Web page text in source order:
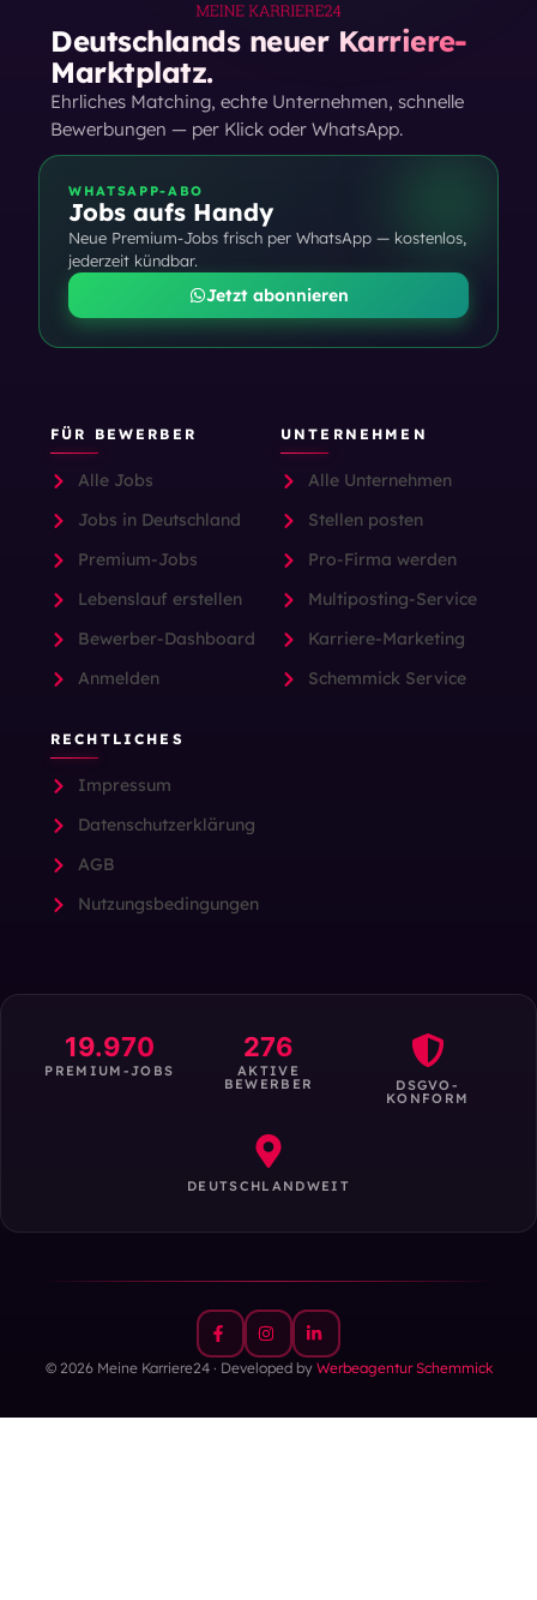
Deutschlands neuer Karriere-
Marktplatz.
Ehrliches Matching, echte Unternehmen, schnelle
Bewerbungen — per Klick oder WhatsApp.
WHATSAPP-ABO
Jobs aufs Handy
Neue Premium-Jobs frisch per WhatsApp — kostenlos,
jederzeit kündbar.
Jetzt abonnieren
FÜR BEWERBER
Alle Jobs
Jobs in Deutschland
Premium-Jobs
Lebenslauf erstellen
Bewerber-Dashboard
Anmelden
UNTERNEHMEN
Alle Unternehmen
Stellen posten
Pro-Firma werden
Multiposting-Service
Karriere-Marketing
Schemmick Service
RECHTLICHES
Impressum
Datenschutzerklärung
AGB
Nutzungsbedingungen
19.970
PREMIUM-JOBS
276
AKTIVE
BEWERBER DSGVO-
KONFORM
DEUTSCHLANDWEIT
© 2026 Meine Karriere24 · Developed by Werbeagentur Schemmick